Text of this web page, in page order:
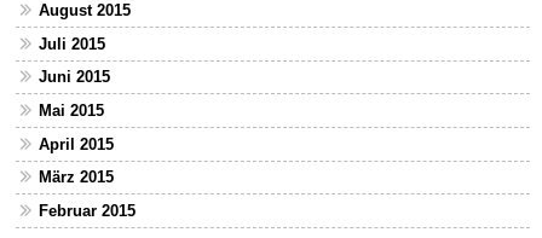
August 2015
Juli 2015
Juni 2015
Mai 2015
April 2015
März 2015
Februar 2015